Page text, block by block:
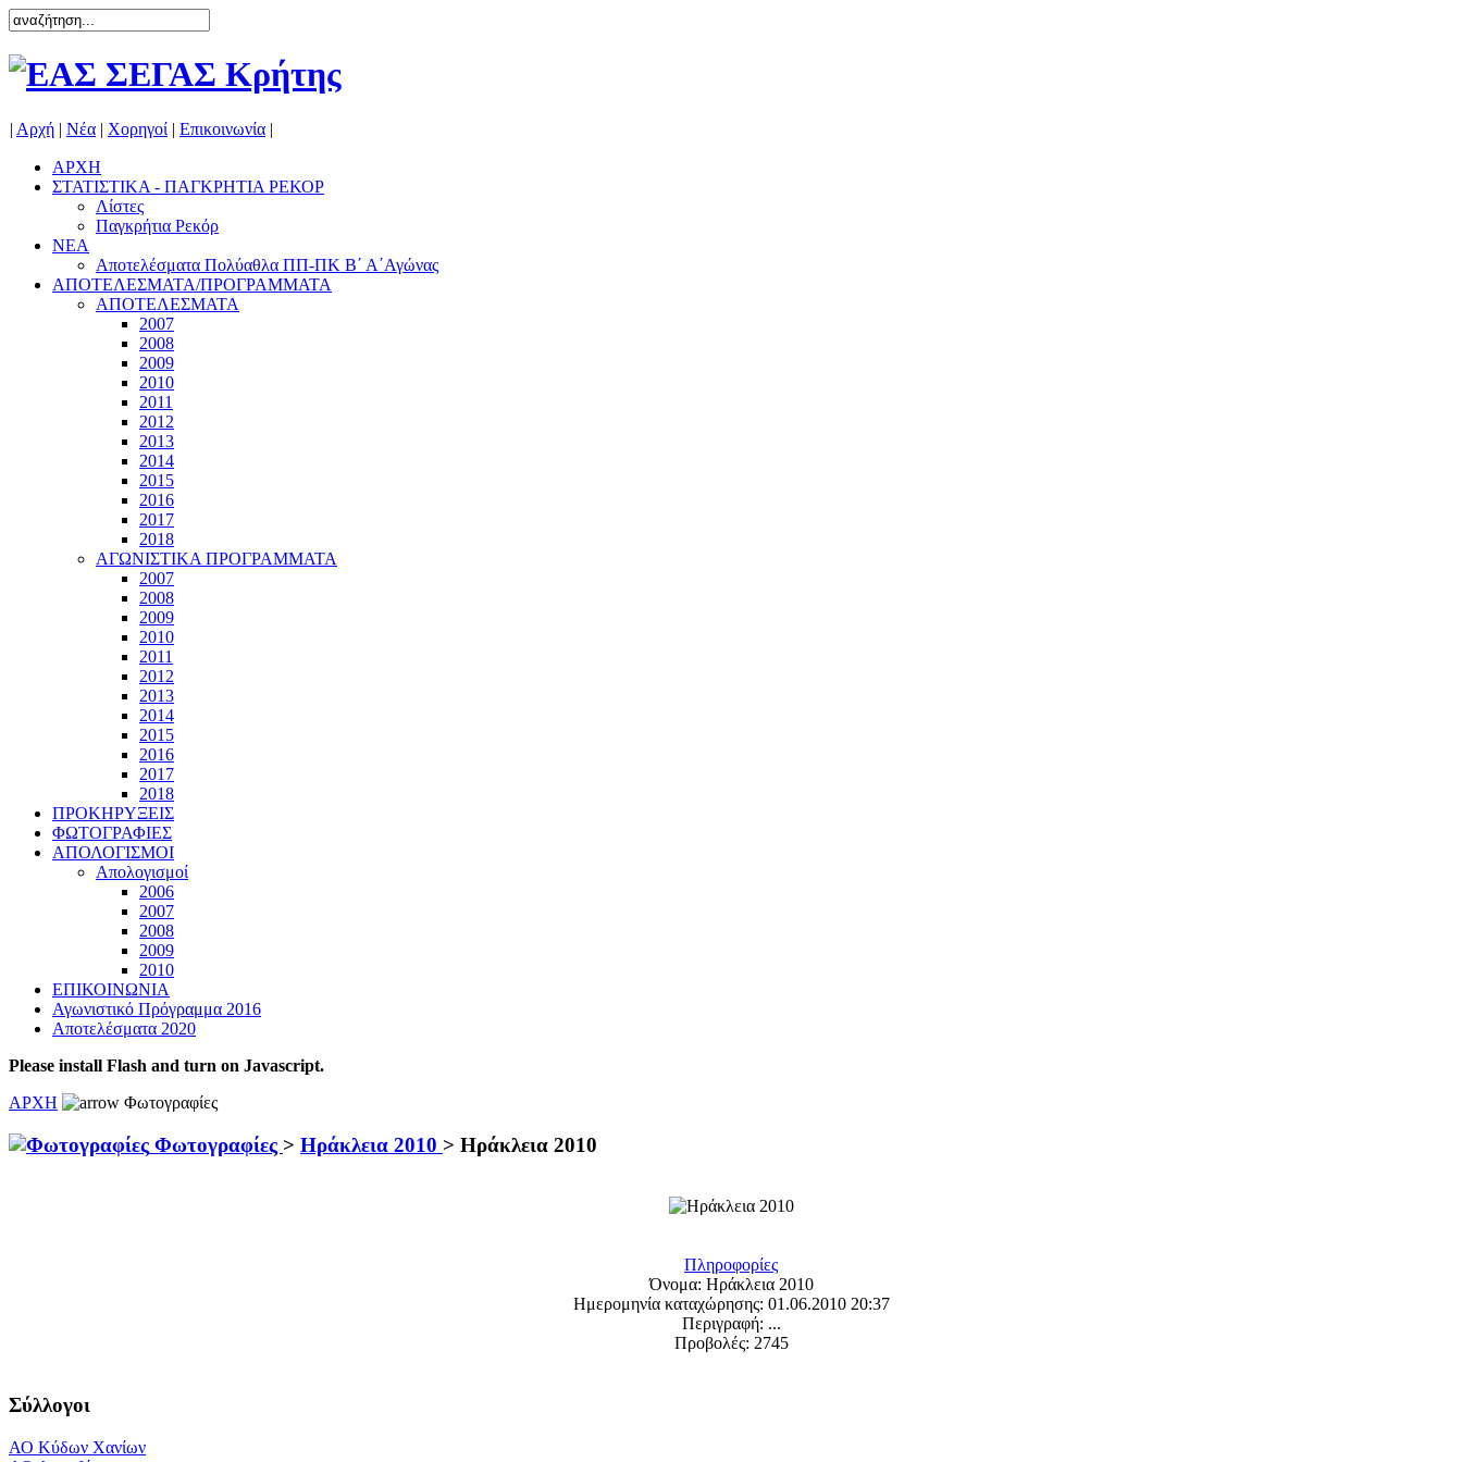
| Αρχή | Νέα | Χορηγοί | Επικοινωνία |
ΑΡΧΗ
ΣΤΑΤΙΣΤΙΚΑ - ΠΑΓΚΡΗΤΙΑ ΡΕΚΟΡ
Λίστες
Παγκρήτια Ρεκόρ
ΝΕΑ
Αποτελέσματα Πολύαθλα ΠΠ-ΠΚ Β΄ Α΄Αγώνας
ΑΠΟΤΕΛΕΣΜΑΤΑ/ΠΡΟΓΡΑΜΜΑΤΑ
ΑΠΟΤΕΛΕΣΜΑΤΑ
2007
2008
2009
2010
2011
2012
2013
2014
2015
2016
2017
2018
ΑΓΩΝΙΣΤΙΚΑ ΠΡΟΓΡΑΜΜΑΤΑ
2007
2008
2009
2010
2011
2012
2013
2014
2015
2016
2017
2018
ΠΡΟΚΗΡΥΞΕΙΣ
ΦΩΤΟΓΡΑΦΙΕΣ
ΑΠΟΛΟΓΙΣΜΟΙ
Απολογισμοί
2006
2007
2008
2009
2010
ΕΠΙΚΟΙΝΩΝΙΑ
Αγωνιστικό Πρόγραμμα 2016
Αποτελέσματα 2020
Please install Flash and turn on Javascript.
ΑΡΧΗ
Φωτογραφίες
Φωτογραφίες > Ηράκλεια 2010 > Ηράκλεια 2010
Πληροφορίες
Όνομα: Ηράκλεια 2010
Ημερομηνία καταχώρησης: 01.06.2010 20:37
Περιγραφή: ...
Προβολές: 2745
Σύλλογοι
ΑΟ Κύδων Χανίων